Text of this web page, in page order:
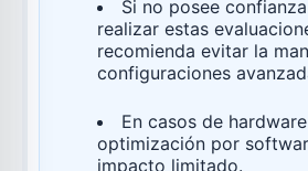
Si no posee
realizar estas
recomienda evitar la
configuraciones
En casos de
optimización por
impacto limitado.